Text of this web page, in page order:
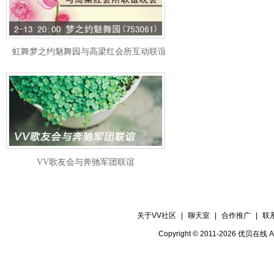
虹舞梦之约魅舞园与高梁红会所互动联谊晚会
VV歌友会与奔驰军团联谊
关于VV社区 聊天室 合作推广 联
Copyright © 2011-2026 优贝在线